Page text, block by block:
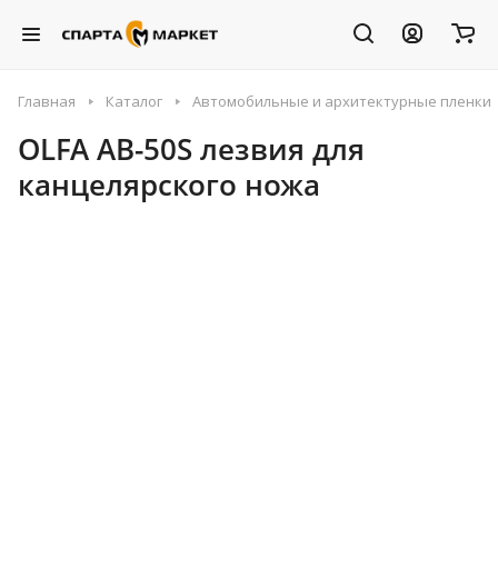
Главная Каталог Автомобильные и архитектурные пленки
OLFA AB-50S лезвия для
канцелярского ножа